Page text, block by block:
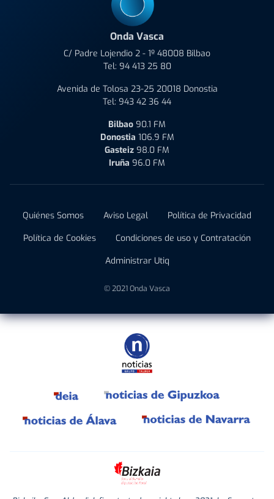
Onda Vasca
C/ Padre Lojendio 2 - 1º 48008 Bilbao
Tel: 94 413 25 80
Avenida de Tolosa 23-25 20018 Donostia
Tel: 943 42 36 44
Bilbao 90.1 FM
Donostia 106.9 FM
Gasteiz 98.0 FM
Iruña 96.0 FM
Quiénes Somos Aviso Legal
Política de Privacidad
Política de Cookies
Condiciones de uso y Contratación
Administrar Utiq
© 2021 Onda Vasca